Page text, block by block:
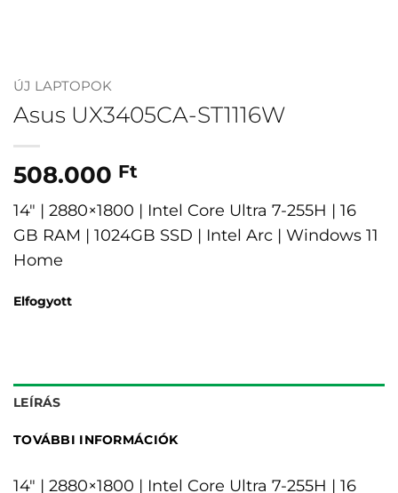
ÚJ LAPTOPOK
Asus UX3405CA-ST1116W
508.000 Ft
14″ | 2880×1800 | Intel Core Ultra 7-255H | 16
GB RAM | 1024GB SSD | Intel Arc | Windows 11
Home
Elfogyott
LEÍRÁS
TOVÁBBI INFORMÁCIÓK
14" | 2880×1800 | Intel Core Ultra 7-255H | 16